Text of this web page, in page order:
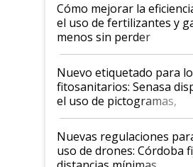
Cómo mejorar la
el uso de fertilizantes y
menos sin perder
productividad en la
fina
Nuevo etiquetado para
fitosanitarios: Senasa
el uso de pictogramas,
palabras de advertencia e
indicaciones
Nuevas regulaciones
uso de drones: Córdoba